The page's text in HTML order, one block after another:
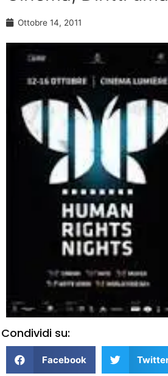
Ottobre 14, 2011
Condividi su:
Facebook